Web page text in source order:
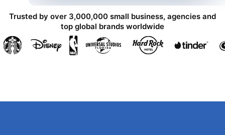
Trusted by over 3,000,000 small business, agencies and
top global brands worldwide